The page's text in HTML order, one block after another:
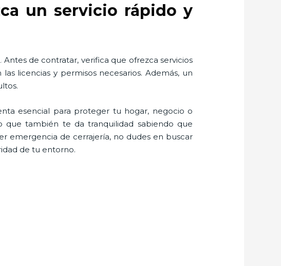
un servicio rápido y
de contratar, verifica que ofrezca servicios
licencias y permisos necesarios. Además, un
esencial para proteger tu hogar, negocio o
que también te da tranquilidad sabiendo que
emergencia de cerrajería, no dudes en buscar
de tu entorno.